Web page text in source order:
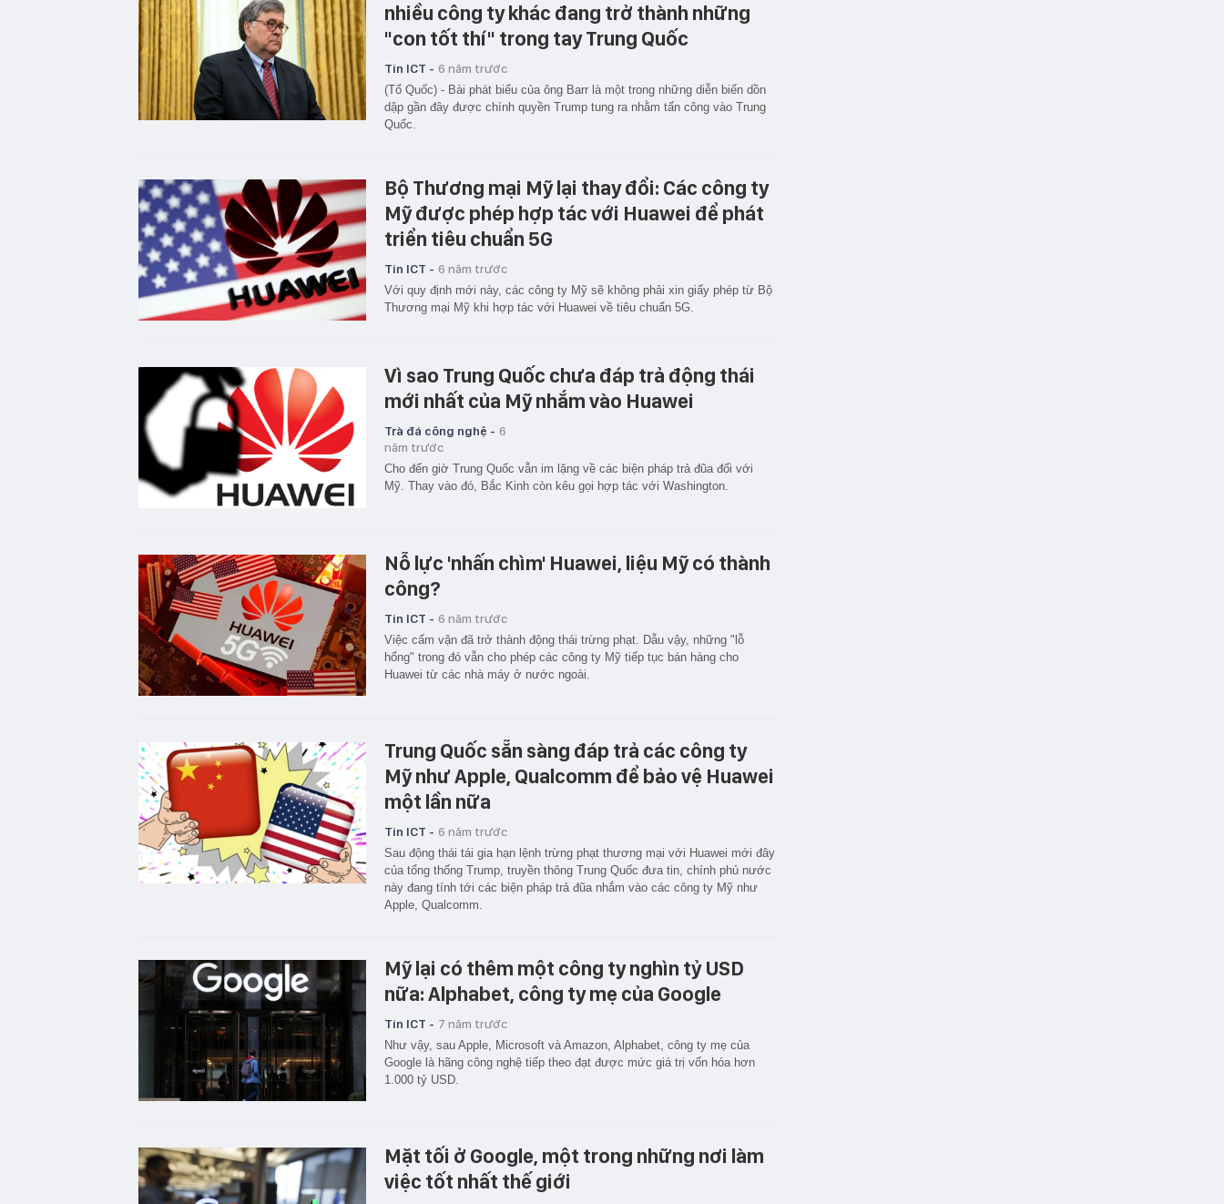
nhiều công ty khác đang trở thành những
"con tốt thí" trong tay Trung Quốc
Tin ICT - 6 năm trước
(Tổ Quốc) - Bài phát biểu của ông Barr là một trong những diễn biến dồn
dập gần đây được chính quyền Trump tung ra nhằm tấn công vào Trung
Quốc.
Bộ Thương mại Mỹ lại thay đổi: Các công ty
Mỹ được phép hợp tác với Huawei để phát
triển tiêu chuẩn 5G
Tin ICT - 6 năm trước
Với quy định mới này, các công ty Mỹ sẽ không phải xin giấy phép từ Bộ
Thương mại Mỹ khi hợp tác với Huawei về tiêu chuẩn 5G.
Vì sao Trung Quốc chưa đáp trả động thái
mới nhất của Mỹ nhắm vào Huawei
Trà đá công nghệ - 6
năm trước
Cho đến giờ Trung Quốc vẫn im lặng về các biện pháp trả đũa đối với
Mỹ. Thay vào đó, Bắc Kinh còn kêu gọi hợp tác với Washington.
Nỗ lực 'nhấn chìm' Huawei, liệu Mỹ có thành
công?
Tin ICT - 6 năm trước
Việc cấm vận đã trở thành động thái trừng phạt. Dẫu vậy, những "lỗ
hổng" trong đó vẫn cho phép các công ty Mỹ tiếp tục bán hàng cho
Huawei từ các nhà máy ở nước ngoài.
Trung Quốc sẵn sàng đáp trả các công ty
Mỹ như Apple, Qualcomm để bảo vệ Huawei
một lần nữa
Tin ICT - 6 năm trước
Sau động thái tái gia hạn lệnh trừng phạt thương mại với Huawei mới đây
của tổng thống Trump, truyền thông Trung Quốc đưa tin, chính phủ nước
này đang tính tới các biện pháp trả đũa nhắm vào các công ty Mỹ như
Apple, Qualcomm.
Mỹ lại có thêm một công ty nghìn tỷ USD
nữa: Alphabet, công ty mẹ của Google
Tin ICT - 7 năm trước
Như vậy, sau Apple, Microsoft và Amazon, Alphabet, công ty mẹ của
Google là hãng công nghệ tiếp theo đạt được mức giá trị vốn hóa hơn
1.000 tỷ USD.
Mặt tối ở Google, một trong những nơi làm
việc tốt nhất thế giới